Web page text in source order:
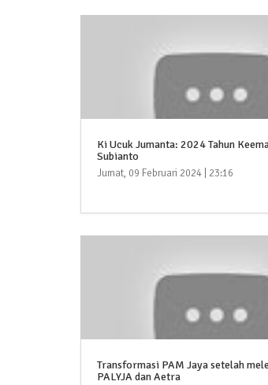
Ki Ucuk Jumanta: 2024 Tahun
Subianto
Jumat, 09 Februari 2024 | 23:16
Transformasi PAM Jaya setelah
PALYJA dan Aetra